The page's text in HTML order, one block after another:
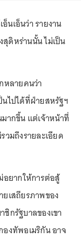
เอ็นว่า รายงาน
ดิหร่านนั้น ไม่เป็น
หลายคนว่า
ไปได้ที่ฝ่ายสหรัฐฯ
ากขึ้น แต่เจ้าหน้าที่
วมถึงรายละเอียด
อยากให้การต่อสู้
ยเสถียรภาพของ
กรัฐบาลของเขา
งทัพอเมริกัน อาจ